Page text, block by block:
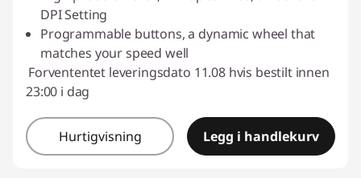
DPI Setting
Programmable buttons, a dynamic wheel that
matches your speed well
Forvententet leveringsdato 11.08 hvis bestilt innen
23:00 i dag
Hurtigvisning Legg i handlekurv